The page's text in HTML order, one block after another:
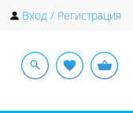
Вход / Регистрация